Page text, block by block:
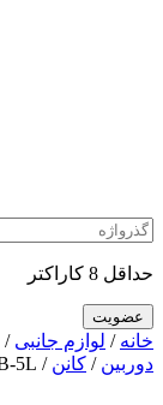
حداقل 8 کاراکتر
خانه / لوازم جانبی /
دوربین / کانن / Canon NB-5L باتری کانن (طرح اصلی)